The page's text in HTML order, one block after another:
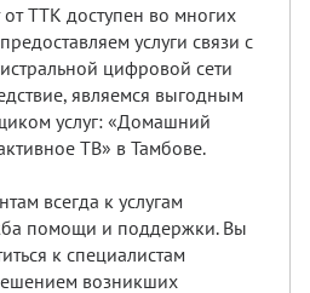
ТТК доступен во многих
услуги связи с
цифровой сети
являемся выгодным
услуг: «Домашний
ТВ» в Тамбове.
всегда к услугам
помощи и поддержки. Вы
к специалистам
возникших